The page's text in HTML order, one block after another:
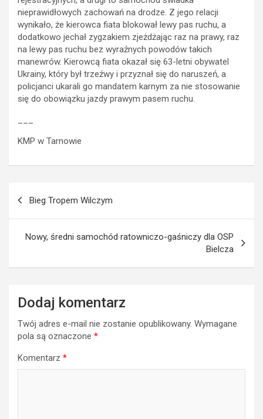
nieprawidłowych zachowań na drodze. Z jego relacji
wynikało, że kierowca fiata blokował lewy pas ruchu, a
dodatkowo jechał zygzakiem zjeżdżając raz na prawy, raz
na lewy pas ruchu bez wyraźnych powodów takich
manewrów. Kierowcą fiata okazał się 63-letni obywatel
Ukrainy, który był trzeźwy i przyznał się do naruszeń, a
policjanci ukarali go mandatem karnym za nie stosowanie
się do obowiązku jazdy prawym pasem ruchu.
KMP w Tarnowie
wpisu
Bieg Tropem Wilczym
Nowy, średni samochód ratowniczo-gaśniczy dla OSP
Bielcza
Dodaj komentarz
Twój adres e-mail nie zostanie opublikowany. Wymagane
pola są oznaczone *
Komentarz *